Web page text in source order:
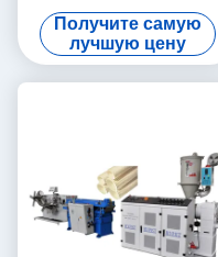
высокая скорость 16 - 32
мм одношрубный
экструдер SJ90/33
Получите самую
лучшую цену